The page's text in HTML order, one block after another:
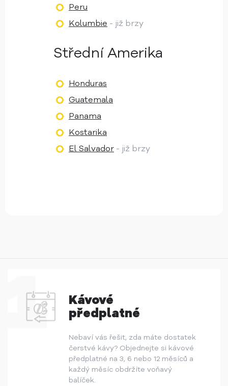
Peru
Kolumbie - již brzy
Střední Amerika
Honduras
Guatemala
Panama
Kostarika
El Salvador - již brzy
Kávové
předplatné
Nebaví vás řešit, zda máte dostatek
čerstvé kávy? Objednejte si kávové
předplatné na 3, 6 nebo 12 měsíců a
každý měsíc obdržíte voňavý
balíček.